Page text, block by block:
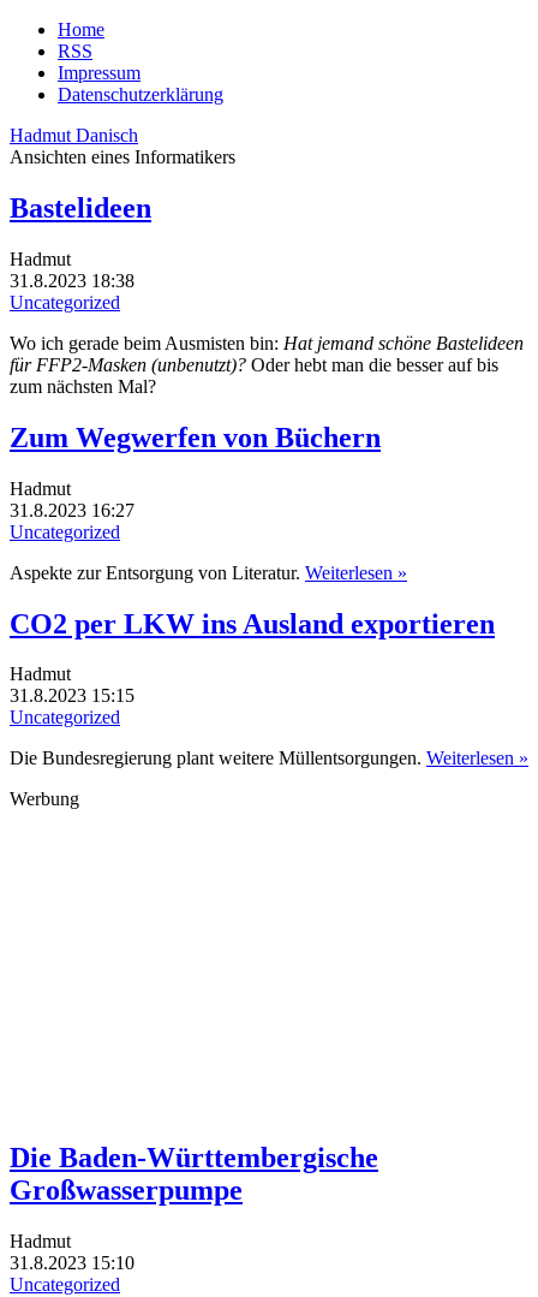
Home
RSS
Impressum
Datenschutzerklärung
Hadmut Danisch
Ansichten eines Informatikers
Bastelideen
Hadmut
31.8.2023 18:38
Uncategorized
Wo ich gerade beim Ausmisten bin: Hat jemand schöne Bastelideen
für FFP2-Masken (unbenutzt)? Oder hebt man die besser auf bis
zum nächsten Mal?
Zum Wegwerfen von Büchern
Hadmut
31.8.2023 16:27
Uncategorized
Aspekte zur Entsorgung von Literatur. Weiterlesen »
CO2 per LKW ins Ausland exportieren
Hadmut
31.8.2023 15:15
Uncategorized
Die Bundesregierung plant weitere Müllentsorgungen. Weiterlesen »
Werbung
Die Baden-Württembergische
Großwasserpumpe
Hadmut
31.8.2023 15:10
Uncategorized